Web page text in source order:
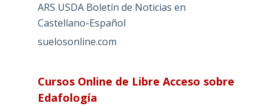
ARS USDA Boletín de Noticias en
Castellano-Español
suelosonline.com
Cursos Online de Libre Acceso sobre
Edafología